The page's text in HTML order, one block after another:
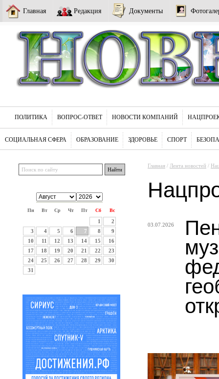
Главная Редакция Документы
ПОЛИТИКА ВОПРОС-ОТВЕТ НОВОСТИ КОМПАНИЙ
СОЦИАЛЬНАЯ СФЕРА ОБРАЗОВАНИЕ ЗДОРОВЬЕ СПОРТ
Пн Вт Ср Чт Пт Сб Вс
1
2
3
4 5 6 7 8
9
10
11 12 13 14 15
16
17
18 19 20 21 22
23
24
25 26 27 28 29
30
31
Главная / Лента новостей /
03.07.2026